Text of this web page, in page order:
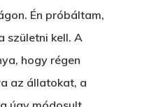
Én próbáltam,
születni kell. A
hogy régen
az állatokat, a
Kartalherczeghy